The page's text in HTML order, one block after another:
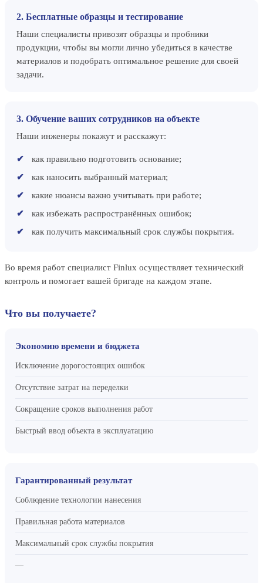
2. Бесплатные образцы и тестирование
Наши специалисты привозят образцы и пробники
продукции, чтобы вы могли лично убедиться в качестве
материалов и подобрать оптимальное решение для своей
задачи.
3. Обучение ваших сотрудников на объекте
Наши инженеры покажут и расскажут:
как правильно подготовить основание;
как наносить выбранный материал;
какие нюансы важно учитывать при работе;
как избежать распространённых ошибок;
как получить максимальный срок службы покрытия.
Во время работ специалист Finlux осуществляет технический
контроль и помогает вашей бригаде на каждом этапе.
Что вы получаете?
Экономию времени и бюджета
Исключение дорогостоящих ошибок
Отсутствие затрат на переделки
Сокращение сроков выполнения работ
Быстрый ввод объекта в эксплуатацию
Гарантированный результат
Соблюдение технологии нанесения
Правильная работа материалов
Максимальный срок службы покрытия
—